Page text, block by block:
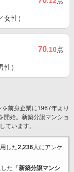
性）
70.10点
）
前身企業に1967年より
開始。新築分譲マンショ
ています。
した2,236人にアンケ
た「 新築分譲マンシ